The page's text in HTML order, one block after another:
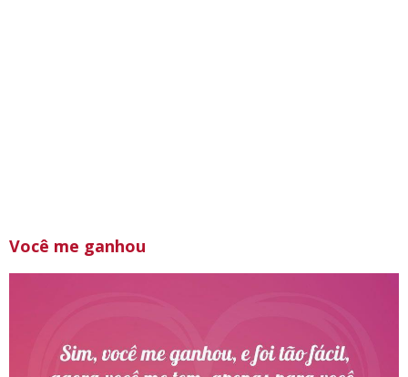
Você me ganhou